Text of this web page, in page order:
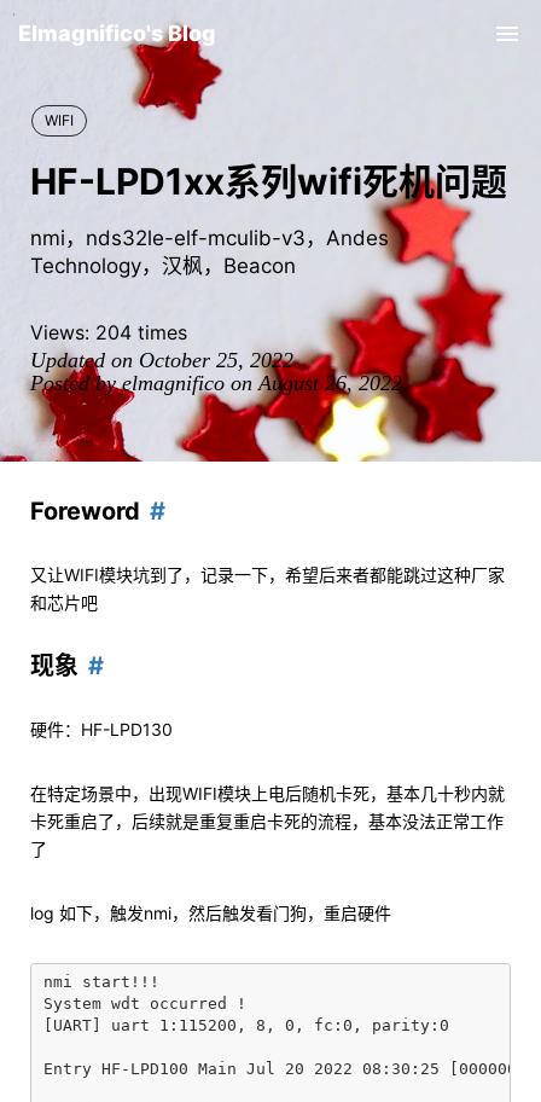
Elmagnifico's Blog
WIFI
HF-LPD1xx系列wifi死机问题
nmi，nds32le-elf-mculib-v3，Andes
Technology，汉枫，Beacon
Views: 204 times
Updated on October 25, 2022
Posted by elmagnifico on August 26, 2022
Foreword
又让WIFI模块坑到了，记录一下，希望后来者都能跳过这种厂家
和芯片吧
现象
硬件：HF-LPD130
在特定场景中，出现WIFI模块上电后随机卡死，基本几十秒内就
卡死重启了，后续就是重复重启卡死的流程，基本没法正常工作
了
log 如下，触发nmi，然后触发看门狗，重启硬件
nmi start!!!
System wdt occurred !
[UART] uart 1:115200, 8, 0, fc:0, parity:0
Entry HF-LPD100 Main Jul 20 2022 08:30:25